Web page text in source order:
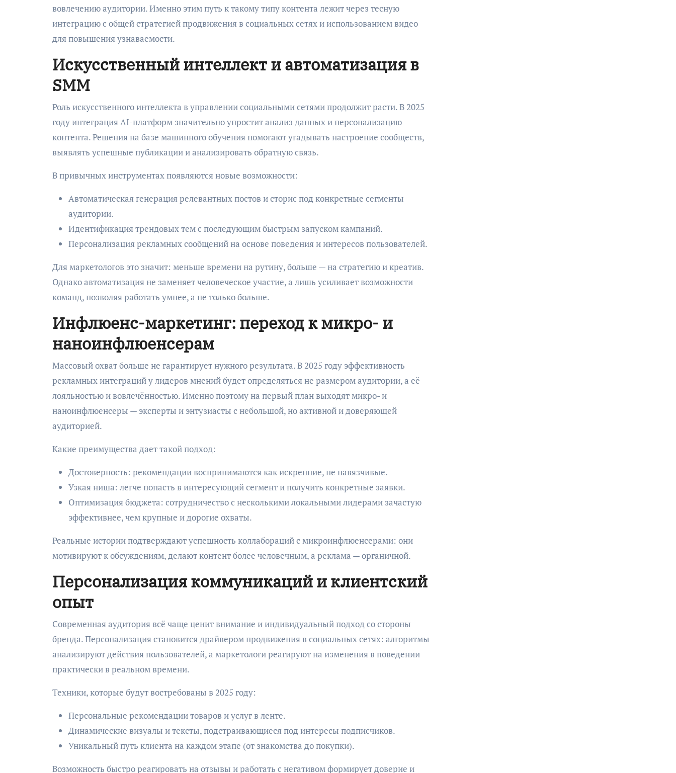
вовлечению аудитории. Именно этим путь к такому типу контента лежит через тесную
интеграцию с общей стратегией продвижения в социальных сетях и использованием видео
для повышения узнаваемости.
Искусственный интеллект и автоматизация в
SMM
Роль искусственного интеллекта в управлении социальными сетями продолжит расти. В 2025
году интеграция AI-платформ значительно упростит анализ данных и персонализацию
контента. Решения на базе машинного обучения помогают угадывать настроение сообществ,
выявлять успешные публикации и анализировать обратную связь.
В привычных инструментах появляются новые возможности:
Автоматическая генерация релевантных постов и сторис под конкретные сегменты
аудитории.
Идентификация трендовых тем с последующим быстрым запуском кампаний.
Персонализация рекламных сообщений на основе поведения и интересов пользователей.
Для маркетологов это значит: меньше времени на рутину, больше — на стратегию и креатив.
Однако автоматизация не заменяет человеческое участие, а лишь усиливает возможности
команд, позволяя работать умнее, а не только больше.
Инфлюенс-маркетинг: переход к микро- и
наноинфлюенсерам
Массовый охват больше не гарантирует нужного результата. В 2025 году эффективность
рекламных интеграций у лидеров мнений будет определяться не размером аудитории, а её
лояльностью и вовлечённостью. Именно поэтому на первый план выходят микро- и
наноинфлюенсеры — эксперты и энтузиасты с небольшой, но активной и доверяющей
аудиторией.
Какие преимущества дает такой подход:
Достоверность: рекомендации воспринимаются как искренние, не навязчивые.
Узкая ниша: легче попасть в интересующий сегмент и получить конкретные заявки.
Оптимизация бюджета: сотрудничество с несколькими локальными лидерами зачастую
эффективнее, чем крупные и дорогие охваты.
Реальные истории подтверждают успешность коллабораций с микроинфлюенсерами: они
мотивируют к обсуждениям, делают контент более человечным, а реклама — органичной.
Персонализация коммуникаций и клиентский
опыт
Современная аудитория всё чаще ценит внимание и индивидуальный подход со стороны
бренда. Персонализация становится драйвером продвижения в социальных сетях: алгоритмы
анализируют действия пользователей, а маркетологи реагируют на изменения в поведении
практически в реальном времени.
Техники, которые будут востребованы в 2025 году:
Персональные рекомендации товаров и услуг в ленте.
Динамические визуалы и тексты, подстраивающиеся под интересы подписчиков.
Уникальный путь клиента на каждом этапе (от знакомства до покупки).
Возможность быстро реагировать на отзывы и работать с негативом формирует доверие и